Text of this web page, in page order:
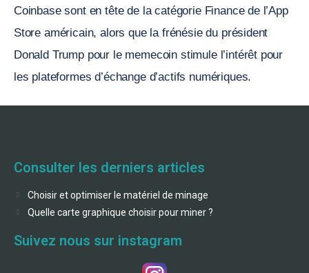
Coinbase sont en tête de la catégorie Finance de l’App
Store américain, alors que la frénésie du président
Donald Trump pour le memecoin stimule l’intérêt pour
les plateformes d’échange d’actifs numériques.
Consulter les derniers articles
Choisir et optimiser le matériel de minage
Quelle carte graphique choisir pour miner ?
Suivez nous sur instagram